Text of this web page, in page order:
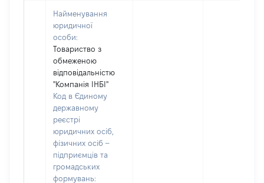
Найменування
юридичної
особи:
Товариство з
обмеженою
відповідальністю
"Компанія ІНБІ"
Код в Єдиному
державному
реєстрі
юридичних осіб,
фізичних осіб –
підприємців та
громадських
формувань: